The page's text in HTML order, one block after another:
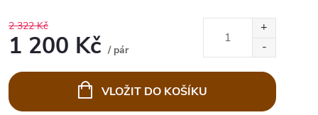
2 322 Kč
1 200 Kč / pár
cena:
VLOŽIT DO KOŠÍKU